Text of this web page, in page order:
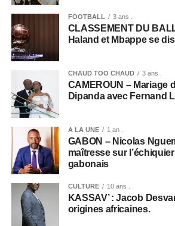
FOOTBALL 3 ans .
CLASSEMENT DU
Haland et Mbappe se
CHAUD TOO CHAUD 3 ans .
CAMEROUN – Mariage
Dipanda avec Fernand
A LA UNE 1 an .
GABON – Nicolas
maîtresse sur
gabonais
CULTURE 10 ans .
KASSAV’ : Jacob
origines africaines.